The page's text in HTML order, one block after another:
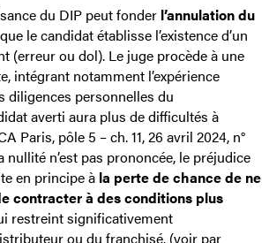
du DIP peut fonder l’annulation du
le candidat établisse l’existence d’un
(erreur ou dol). Le juge procède à une
intégrant notamment l’expérience
diligences personnelles du
averti aura plus de difficultés à
Paris, pôle 5 – ch. 11, 26 avril 2024, n°
nullité n’est pas prononcée, le préjudice
en principe à la perte de chance de ne
contracterà des conditions plus
restreint significativement
ou du franchisé. (voir par